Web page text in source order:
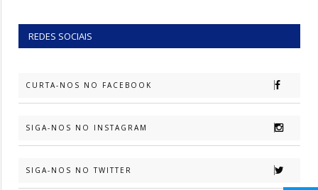
REDES SOCIAIS
CURTA-NOS NO FACEBOOK
SIGA-NOS NO INSTAGRAM
SIGA-NOS NO TWITTER